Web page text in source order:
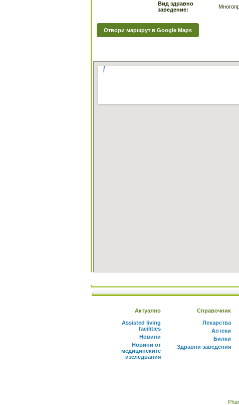
Вид здравно
заведение:
Отвори маршрут в Google Maps
Актуално
Assisted living
facilities
Новини
Новини от
медицинските
изследвания
Справочник
Лекарства
Аптеки
Билки
Здравни заведения